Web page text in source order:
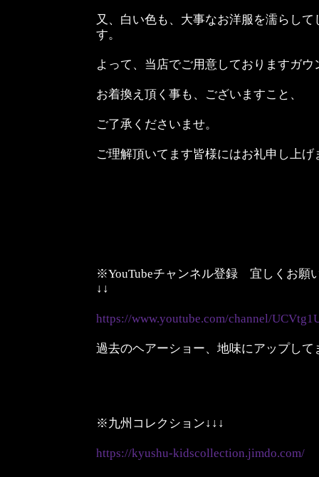
又、白い色も、大事なお洋服を濡らし
す。
よって、当店でご用意しておりますガウ
お着換え頂く事も、ございますこと、
ご了承くださいませ。
ご理解頂いてます皆様にはお礼申し上げ
※YouTubeチャンネル登録 宜しくお願
↓↓
https://www.youtube.com/channel/
過去のヘアーショー、地味にアップして
※九州コレクション↓↓↓
https://kyushu-kidscollection.jimdo.com/